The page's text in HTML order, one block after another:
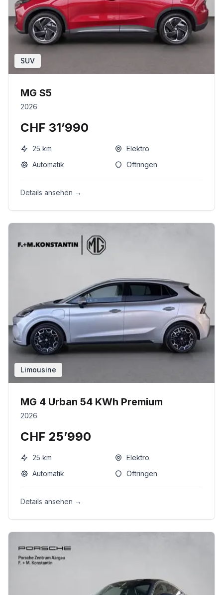
SUV
MG S5
2026
CHF 31’990
25 km
Elektro
Automatik
Oftringen
Details ansehen →
Limousine
MG 4 Urban 54 KWh Premium
2026
CHF 25’990
25 km
Elektro
Automatik
Oftringen
Details ansehen →